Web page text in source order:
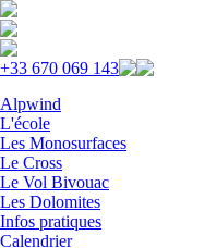
Skip to navigation
Aller au contenu principal
+33 670 069 143
Alpwind
L'école
Les Monosurfaces
Le Cross
Le Vol Bivouac
Les Dolomites
Infos pratiques
Calendrier